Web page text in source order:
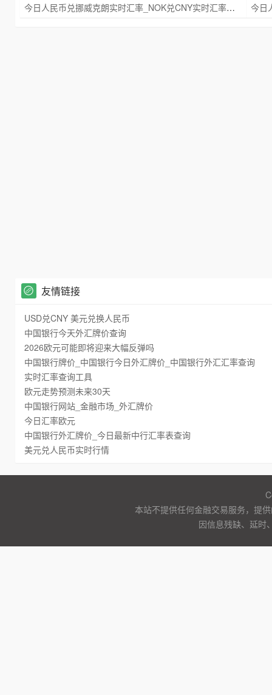
今日人民币兑挪威克朗实时汇率_NOK兑CNY实时汇率查询 2025年09月21日
友情链接
USD兑CNY 美元兑换人民币
中国银行今天外汇牌价查询
2026欧元可能即将迎来大幅反弹吗
中国银行牌价_中国银行今日外汇牌价_中国银行外汇汇率查询
实时汇率查询工具
欧元走势预测未来30天
中国银行网站_金融市场_外汇牌价
今日汇率欧元
中国银行外汇牌价_今日最新中行汇率表查询
美元兑人民币实时行情
本站不提供任何金融交易服务，提
因信息残缺、延时